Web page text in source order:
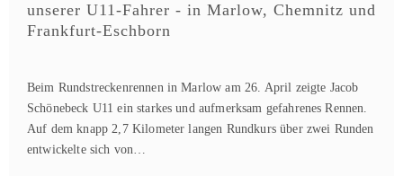
unserer U11-Fahrer - in Marlow, Chemnitz und
Frankfurt-Eschborn
Beim Rundstreckenrennen in Marlow am 26. April zeigte Jacob
Schönebeck U11 ein starkes und aufmerksam gefahrenes Rennen.
Auf dem knapp 2,7 Kilometer langen Rundkurs über zwei Runden
entwickelte sich von…